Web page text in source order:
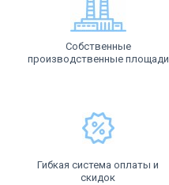
Собственные
производственные площади
Гибкая система оплаты и
скидок